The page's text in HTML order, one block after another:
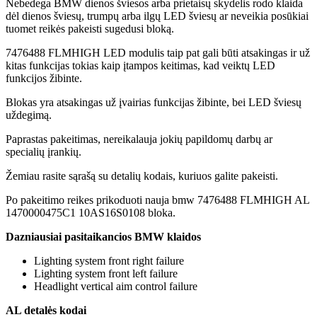
Nebedega BMW dienos šviesos arba prietaisų skydelis rodo klaida
dėl dienos šviesų, trumpų arba ilgų LED šviesų ar neveikia posūkiai
tuomet reikės pakeisti sugedusi bloką.
7476488 FLMHIGH LED modulis taip pat gali būti atsakingas ir už
kitas funkcijas tokias kaip įtampos keitimas, kad veiktų LED
funkcijos žibinte.
Blokas yra atsakingas už įvairias funkcijas žibinte, bei LED šviesų
uždegimą.
Paprastas pakeitimas, nereikalauja jokių papildomų darbų ar
specialių įrankių.
Žemiau rasite sąrašą su detalių kodais, kuriuos galite pakeisti.
Po pakeitimo reikes prikoduoti nauja bmw 7476488 FLMHIGH AL
1470000475C1 10AS16S0108 bloka.
Dazniausiai pasitaikancios BMW klaidos
Lighting system front right failure
Lighting system front left failure
Headlight vertical aim control failure
AL detalės kodai